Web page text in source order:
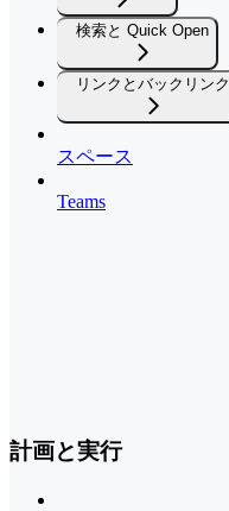
検索と Quick Open
リンクとバックリンク
スペース
Teams
計画と実行